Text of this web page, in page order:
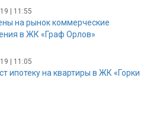
| 11:55
на рынок коммерческие
в ЖК «Граф Орлов»
| 11:05
ипотеку на квартиры в ЖК «Горки